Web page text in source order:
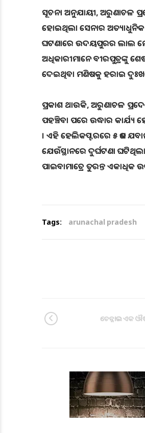
ସୂଚନା ଅନୁଯାୟୀ, ଅରୁଣାଚଳ
ହୋଇଥିଲା ସେନାର
ଘଟଣାରେ ଉଦୟପୁରର ଲାଲ
ଅଧିକାରୀମାନେ ବୀରପୁତ୍ରଙ୍କୁ
ଦେଇଥିବା ମଣିଷକୁ ହରାଇ
ପ୍ରକାଶ ଥାଉକି, ଅରୁଣାଚଳ
ପହଞ୍ଚିବା ପରେ ଉଦ୍ଧାର କାର୍ଯ୍ୟ
। ଏହି ହେଲିକପ୍ଟରରେ ୫ ଜଣ
ଯେଉଁସ୍ଥାନରେ ଦୁର୍ଘଟଣା
ପାଇବାମାତ୍ରେ ତୁରନ୍ତ ଏକାଧିକ
Tags: arunachal pradesh
ଚେନ୍ନାଇର ଏକ